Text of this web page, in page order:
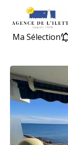
Ma Sélection